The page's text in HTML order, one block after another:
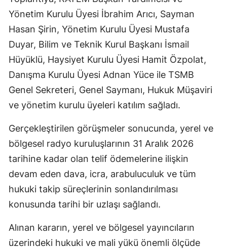
Yönetim Kurulu Üyesi İbrahim Arıcı, Sayman
Hasan Şirin, Yönetim Kurulu Üyesi Mustafa
Duyar, Bilim ve Teknik Kurul Başkanı İsmail
Hüyüklü, Haysiyet Kurulu Üyesi Hamit Özpolat,
Danışma Kurulu Üyesi Adnan Yüce ile TSMB
Genel Sekreteri, Genel Saymanı, Hukuk Müşaviri
ve yönetim kurulu üyeleri katılım sağladı.
Gerçekleştirilen görüşmeler sonucunda, yerel ve
bölgesel radyo kuruluşlarının 31 Aralık 2026
tarihine kadar olan telif ödemelerine ilişkin
devam eden dava, icra, arabuluculuk ve tüm
hukuki takip süreçlerinin sonlandırılması
konusunda tarihi bir uzlaşı sağlandı.
Alınan kararın, yerel ve bölgesel yayıncıların
üzerindeki hukuki ve mali yükü önemli ölçüde